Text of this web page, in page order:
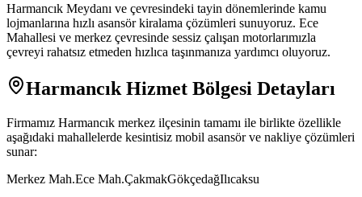
Harmancık Meydanı ve çevresindeki tayin dönemlerinde kamu
lojmanlarına hızlı asansör kiralama çözümleri sunuyoruz. Ece
Mahallesi ve merkez çevresinde sessiz çalışan motorlarımızla
çevreyi rahatsız etmeden hızlıca taşınmanıza yardımcı oluyoruz.
Harmancık Hizmet Bölgesi Detayları
Firmamız Harmancık merkez ilçesinin tamamı ile birlikte özellikle
aşağıdaki mahallelerde kesintisiz mobil asansör ve nakliye çözümleri
sunar:
Merkez Mah.Ece Mah.ÇakmakGökçedağIlıcaksu